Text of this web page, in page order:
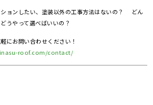
ョンしたい、塗装以外の工事方法はないの？ どん
うやって選べばいいの？
お問い合わせください！
roof.com/contact/